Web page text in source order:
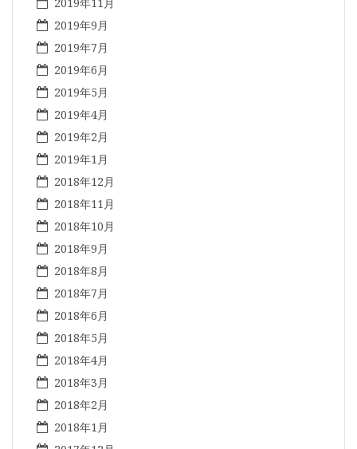
2019年9月
2019年7月
2019年6月
2019年5月
2019年4月
2019年2月
2019年1月
2018年12月
2018年11月
2018年10月
2018年9月
2018年8月
2018年7月
2018年6月
2018年5月
2018年4月
2018年3月
2018年2月
2018年1月